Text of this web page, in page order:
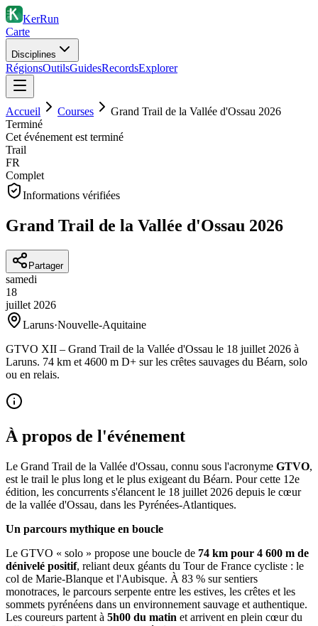
KerRun
Carte
Disciplines
RégionsOutilsGuidesRecordsExplorer
Accueil Courses
Grand Trail de la Vallée d'Ossau 2026
Terminé
Cet événement est terminé
Trail
FR
Complet
Informations vérifiées
Grand Trail de la Vallée d'Ossau 2026
Partager
samedi
18
juillet 2026
Laruns·Nouvelle-Aquitaine
GTVO XII – Grand Trail de la Vallée d'Ossau le 18 juillet 2026 à
Laruns. 74 km et 4600 m D+ sur les crêtes sauvages du Béarn, solo
ou en relais.
À propos de l'événement
Le Grand Trail de la Vallée d'Ossau, connu sous l'acronyme GTVO,
est le trail le plus long et le plus exigeant du Béarn. Pour cette 12e
édition, les concurrents s'élancent le 18 juillet 2026 depuis le cœur
de la vallée d'Ossau, dans les Pyrénées-Atlantiques.
Un parcours mythique en boucle
Le GTVO « solo » propose une boucle de 74 km pour 4 600 m de
dénivelé positif, reliant deux géants du Tour de France cycliste : le
col de Marie-Blanque et l'Aubisque. À 83 % sur sentiers
monotraces, le parcours serpente entre les estives, les crêtes et les
sommets pyrénéens dans un environnement sauvage et authentique.
Les coureurs partent à 5h00 du matin et arrivent en plein cœur du